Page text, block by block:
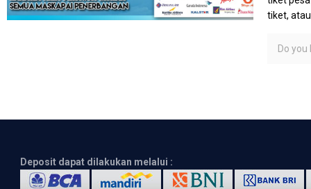
tiket,
Do you
Deposit dapat dilakukan melalui :